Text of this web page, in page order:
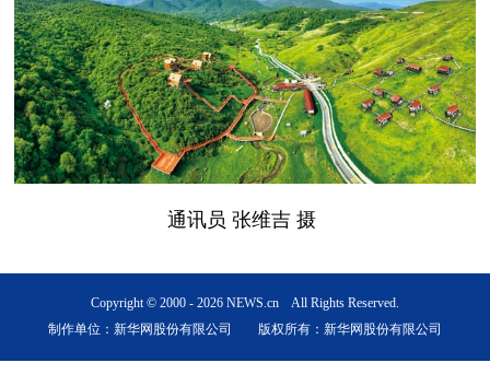
通讯员 张维吉 摄
Copyright © 2000 - 2026 NEWS.cn All Rights Reserved.
制作单位：新华网股份有限公司 版权所有：新华网股份有限公司